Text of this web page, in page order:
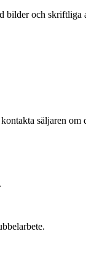
och
säljaren om